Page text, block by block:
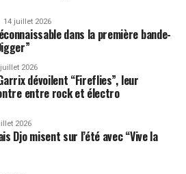
14 juillet 2026
dans la première bande-
2026
dévoilent “Fireflies”, leur
entre rock et électro
2026
Djo misent sur l’été avec “Vive la